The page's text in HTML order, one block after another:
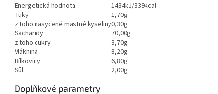
Energetická hodnota
1434kJ/339kcal
Tuky
1,70g
z toho nasycené mastné kyseliny0,30g
Sacharidy
70,00g
z toho cukry
3,70g
Vláknina
8,20g
Bílkoviny
6,80g
Sůl
2,00g
Doplňkové parametry